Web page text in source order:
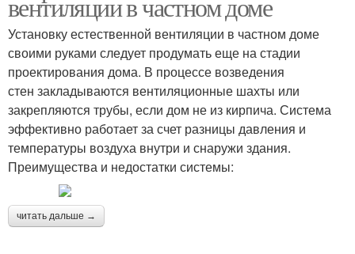
вентиляции в частном доме
Установку естественной вентиляции в частном доме
своими руками следует продумать еще на стадии
проектирования дома. В процессе возведения
стен закладываются вентиляционные шахты или
закрепляются трубы, если дом не из кирпича. Система
эффективно работает за счет разницы давления и
температуры воздуха внутри и снаружи здания.
Преимущества и недостатки системы:
читать дальше →